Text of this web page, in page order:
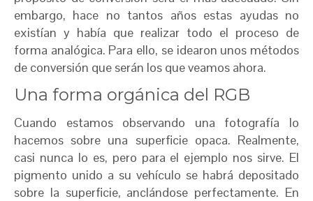
embargo, hace no tantos años estas ayudas no
existían y había que realizar todo el proceso de
forma analógica. Para ello, se idearon unos métodos
de conversión que serán los que veamos ahora.
Una forma orgánica del RGB
Cuando estamos observando una fotografía lo
hacemos sobre una superficie opaca. Realmente,
casi nunca lo es, pero para el ejemplo nos sirve. El
pigmento unido a su vehículo se habrá depositado
sobre la superficie, anclándose perfectamente. En